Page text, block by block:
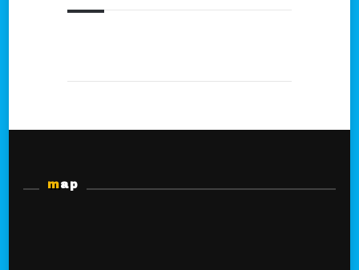
map